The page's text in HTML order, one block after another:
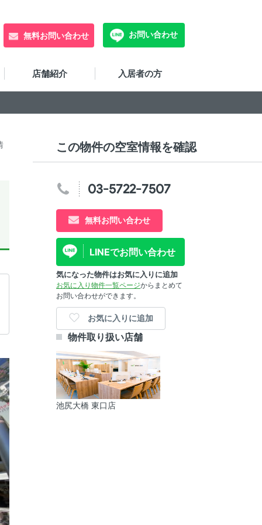
無料お問い合わせ お問い合わせ
店舗紹介 入居者の方
この物件の空室情報を確認
03-5722-7507
無料お問い合わせ
LINEでお問い合わせ
気になった物件はお気に入りに追加
お気に入り物件一覧ページからまとめて
お問い合わせができます。
お気に入りに追加
物件取り扱い店舗
池尻大橋 東口店